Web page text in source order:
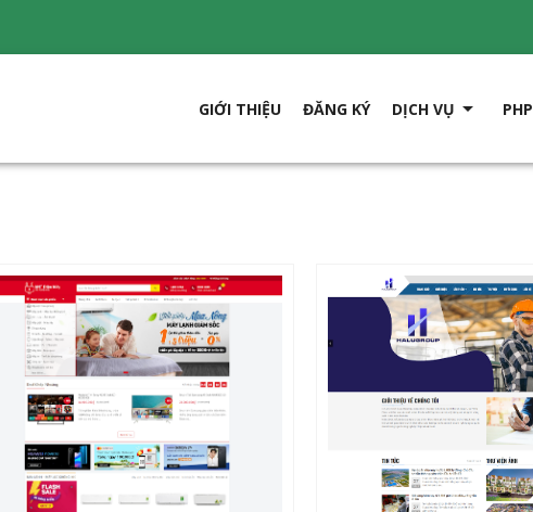
GIỚI THIỆU ĐĂNG KÝ DỊCH VỤ  PHP